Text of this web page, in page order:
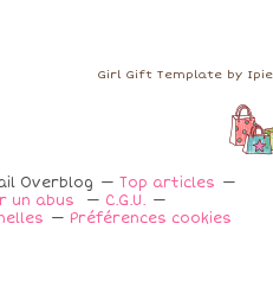
Girl Gift Template by
Overblog
Top articles
un abus
C.G.U.
Préférences cookies